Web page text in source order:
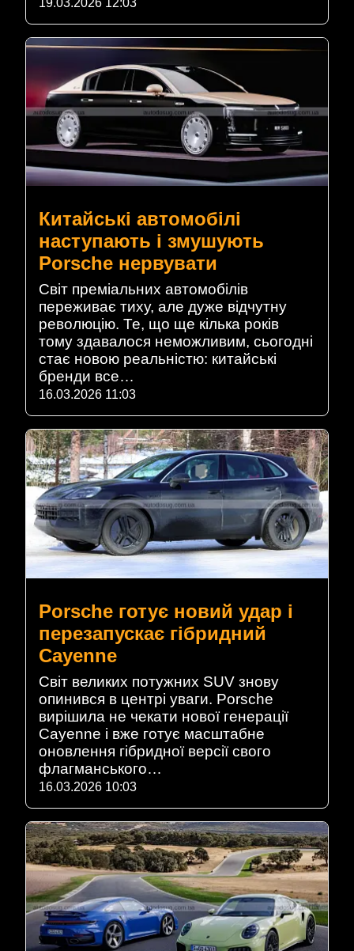
19.03.2026 12:03
Китайські автомобілі
наступають і змушують
Porsche нервувати
Світ преміальних автомобілів
переживає тиху, але дуже відчутну
революцію. Те, що ще кілька років
тому здавалося неможливим, сьогодні
стає новою реальністю: китайські
бренди все…
16.03.2026 11:03
Porsche готує новий удар і
перезапускає гібридний
Cayenne
Світ великих потужних SUV знову
опинився в центрі уваги. Porsche
вирішила не чекати нової генерації
Cayenne і вже готує масштабне
оновлення гібридної версії свого
флагманського…
16.03.2026 10:03